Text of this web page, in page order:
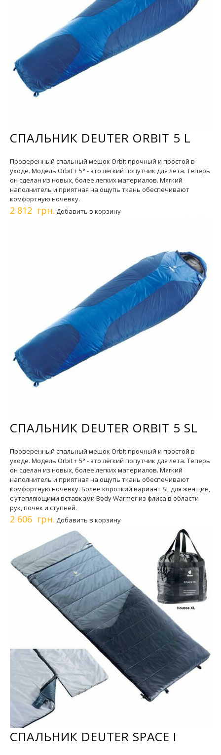
СПАЛЬНИК DEUTER ORBIT 5 L
Проверенный спальный мешок Orbit прочный и простой в
уходе. Модель Orbit + 5° - это лёгкий попутчик для лета. Теперь
он сделан из новых, более легких материалов. Мягкий
наполнитель и приятная на ощупь ткань обеспечивают
комфортную ночевку.
2 812 грн. Добавить в корзину
СПАЛЬНИК DEUTER ORBIT 5 SL
Проверенный спальный мешок Orbit прочный и простой в
уходе. Модель Orbit + 5° - это лёгкий попутчик для лета. Теперь
он сделан из новых, более легких материалов. Мягкий
наполнитель и приятная на ощупь ткань обеспечивают
комфортную ночевку. Более короткий вариант SL для женщин,
с утепляющими вставками Body Warmer из флиса в области
рук, почек и ступней.
2 606 грн. Добавить в корзину
СПАЛЬНИК DEUTER SPACE I